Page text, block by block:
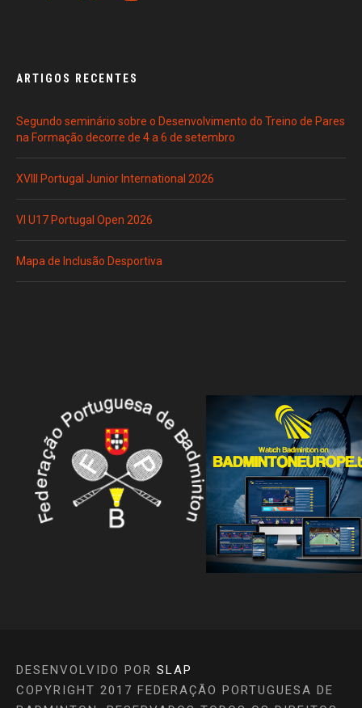
ARTIGOS RECENTES
Segundo seminário sobre o Desenvolvimento do Treino de Pares
na Formação decorre de 4 a 6 de setembro
XVIII Portugal Junior International 2026
VI U17 Portugal Open 2026
Mapa de Inclusão Desportiva
DESENVOLVIDO POR SLAP
COPYRIGHT 2017 FEDERAÇÃO PORTUGUESA DE